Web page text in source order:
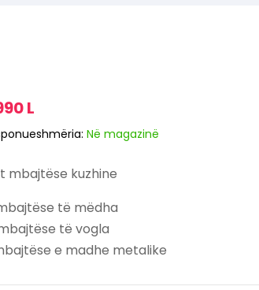
L
Në magazinë
mbajtëse kuzhine
të mëdha
të vogla
e madhe metalike